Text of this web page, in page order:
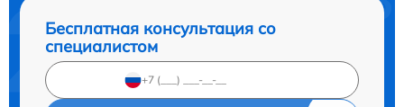
Бесплатная консультация со
специалистом